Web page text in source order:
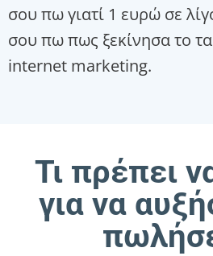
σου πω γιατί 1 ευρώ σε
σου πω πως ξεκίνησα το
internet marketing.
Τι πρέπει
για να